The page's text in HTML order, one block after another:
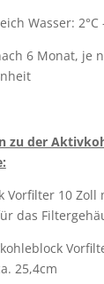
Wasser: 2°C
6 Monat, je
zu der
Vorfilter 10 Zoll
das
25,4cm